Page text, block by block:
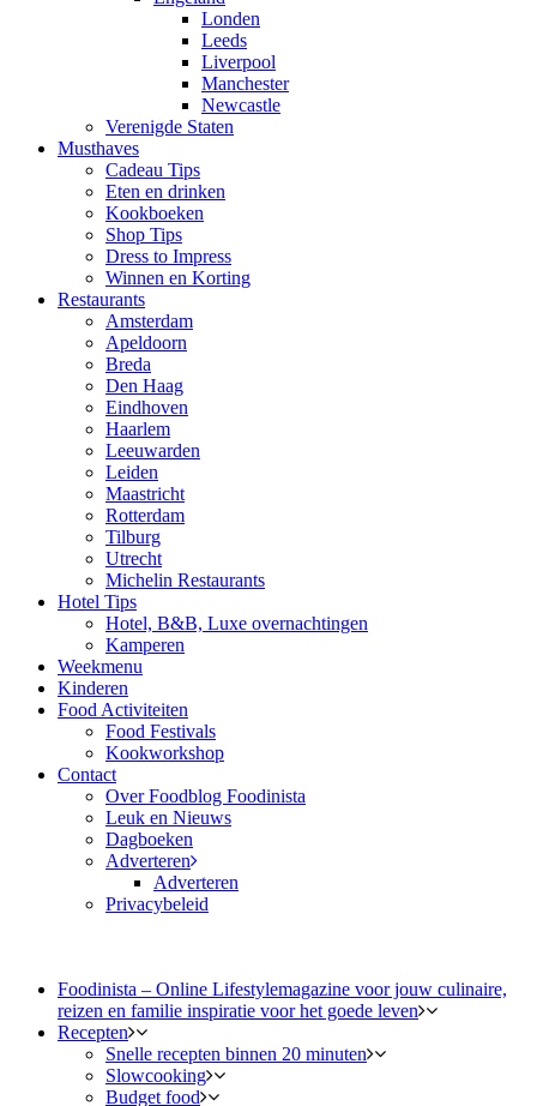
Londen
Leeds
Liverpool
Manchester
Newcastle
Verenigde Staten
Musthaves
Cadeau Tips
Eten en drinken
Kookboeken
Shop Tips
Dress to Impress
Winnen en Korting
Restaurants
Amsterdam
Apeldoorn
Breda
Den Haag
Eindhoven
Haarlem
Leeuwarden
Leiden
Maastricht
Rotterdam
Tilburg
Utrecht
Michelin Restaurants
Hotel Tips
Hotel, B&B, Luxe overnachtingen
Kamperen
Weekmenu
Kinderen
Food Activiteiten
Food Festivals
Kookworkshop
Contact
Over Foodblog Foodinista
Leuk en Nieuws
Dagboeken
Adverteren
Adverteren
Privacybeleid
Foodinista – Online Lifestylemagazine voor jouw culinaire,
reizen en familie inspiratie voor het goede leven
Recepten
Snelle recepten binnen 20 minuten
Slowcooking
Budget food